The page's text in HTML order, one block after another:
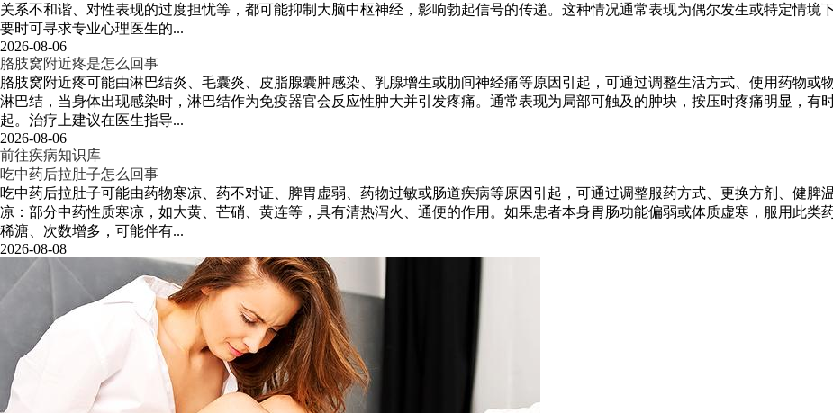
关系不和谐、对性表现的过度担忧等，都可能抑制大脑中枢神经，影响勃起信号的传递。这种情况通常表现为偶尔发生或特定情
要时可寻求专业心理医生的...
2026-08-06
胳肢窝附近疼是怎么回事
胳肢窝附近疼可能由淋巴结炎、毛囊炎、皮脂腺囊肿感染、乳腺增生或肋间神经痛等原因引起，可通过调整生活方式、使用药物或
淋巴结，当身体出现感染时，淋巴结作为免疫器官会反应性肿大并引发疼痛。通常表现为局部可触及的肿块，按压时疼痛明显，有
起。治疗上建议在医生指导...
2026-08-06
前往疾病知识库
吃中药后拉肚子怎么回事
吃中药后拉肚子可能由药物寒凉、药不对证、脾胃虚弱、药物过敏或肠道疾病等原因引起，可通过调整服药方式、更换方剂、健脾
凉：部分中药性质寒凉，如大黄、芒硝、黄连等，具有清热泻火、通便的作用。如果患者本身胃肠功能偏弱或体质虚寒，服用此类
稀溏、次数增多，可能伴有...
2026-08-08